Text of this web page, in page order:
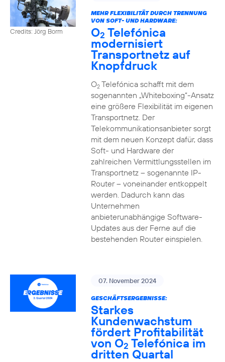
Credits: Jörg Borm
MEHR FLEXIBILITÄT DURCH TRENNUNG
VON SOFT- UND HARDWARE:
O2 Telefónica
modernisiert
Transportnetz auf
Knopfdruck
O2Telefónica schafft mit dem
sogenannten „Whiteboxing“-Ansatz
eine größere Flexibilität im eigenen
Transportnetz. Der
Telekommunikationsanbieter sorgt
mit dem neuen Konzept dafür, dass
Soft- und Hardware der
zahlreichen Vermittlungsstellen im
Transportnetz – sogenannte IP-
Router – voneinander entkoppelt
werden. Dadurch kann das
Unternehmen
anbieterunabhängige Software-
Updates aus der Ferne auf die
bestehenden Router einspielen.
07. November 2024
GESCHÄFTSERGEBNISSE:
Starkes
Kundenwachstum
fördert Profitabilität
von O2 Telefónica im
dritten Quartal